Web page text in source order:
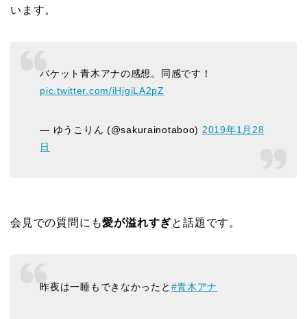
います。
バケット青木アナの感想。同感です！
pic.twitter.com/iHjgiLA2pZ
— ゆうこりん (@sakurainotaboo) 2019年1月28
日
会見での質問にも愛が溢れすぎと話題です。
昨夜は一睡もできなかったと #青木アナ